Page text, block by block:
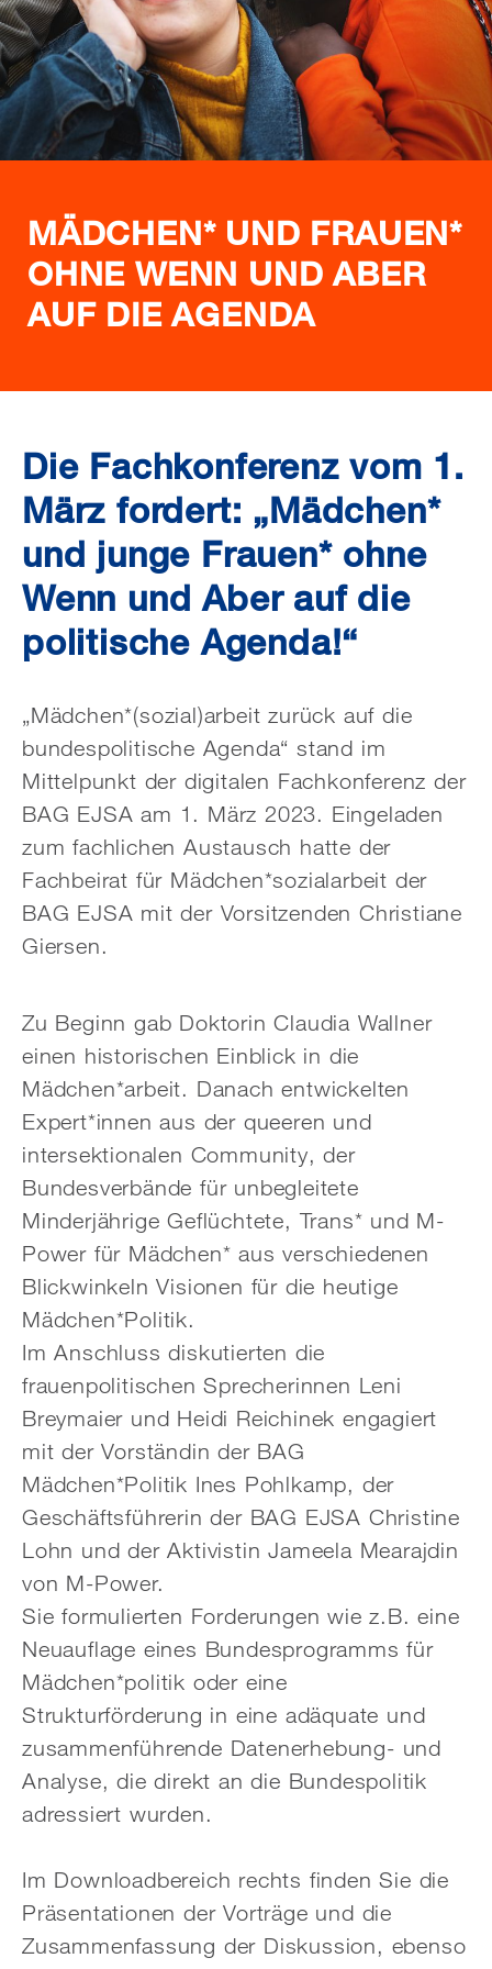
MÄDCHEN* UND FRAUEN*
OHNE WENN UND ABER
AUF DIE AGENDA
Die Fachkonferenz vom 1.
März fordert: „Mädchen*
und junge Frauen* ohne
Wenn und Aber auf die
politische Agenda!“
„Mädchen*(sozial)arbeit zurück auf die
bundespolitische Agenda“ stand im
Mittelpunkt der digitalen Fachkonferenz der
BAG EJSA am 1. März 2023. Eingeladen
zum fachlichen Austausch hatte der
Fachbeirat für Mädchen*sozialarbeit der
BAG EJSA mit der Vorsitzenden Christiane
Giersen.
Zu Beginn gab Doktorin Claudia Wallner
einen historischen Einblick in die
Mädchen*arbeit. Danach entwickelten
Expert*innen aus der queeren und
intersektionalen Community, der
Bundesverbände für unbegleitete
Minderjährige Geflüchtete, Trans* und M-
Power für Mädchen* aus verschiedenen
Blickwinkeln Visionen für die heutige
Mädchen*Politik.
Im Anschluss diskutierten die
frauenpolitischen Sprecherinnen Leni
Breymaier und Heidi Reichinek engagiert
mit der Vorständin der BAG
Mädchen*Politik Ines Pohlkamp, der
Geschäftsführerin der BAG EJSA Christine
Lohn und der Aktivistin Jameela Mearajdin
von M-Power.
Sie formulierten Forderungen wie z.B. eine
Neuauflage eines Bundesprogramms für
Mädchen*politik oder eine
Strukturförderung in eine adäquate und
zusammenführende Datenerhebung- und
Analyse, die direkt an die Bundespolitik
adressiert wurden.
Im Downloadbereich rechts finden Sie die
Präsentationen der Vorträge und die
Zusammenfassung der Diskussion, ebenso